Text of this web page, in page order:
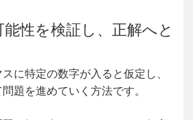
性を検証し、正解へと
に特定の数字が入ると仮定し、
題を進めていく方法です。